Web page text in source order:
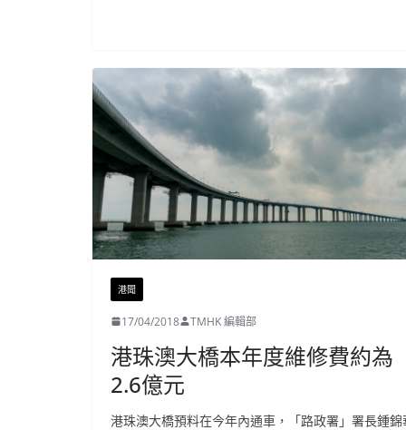
港聞
17/04/2018 TMHK 編輯部
港珠澳大橋本年度維修費約為
2.6億元
港珠澳大橋預料在今年內通車，「路政署」署長鍾錦